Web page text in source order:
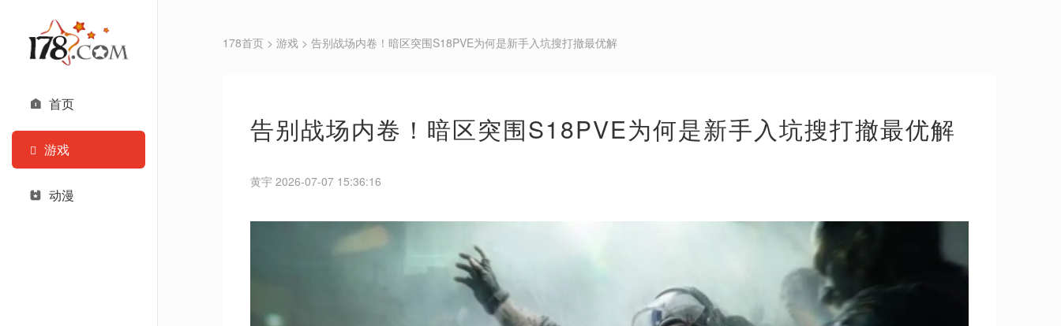
首页
游戏
动漫
178首页 > 游戏 > 告别战场内卷！暗区突围S18PVE为何是新手入坑搜打撤最优解
告别战场内卷！暗区突围S18PVE为何是新手入坑搜打撤最优解
黄宇 2026-07-07 15:36:16